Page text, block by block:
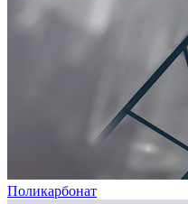
Поликарбонат